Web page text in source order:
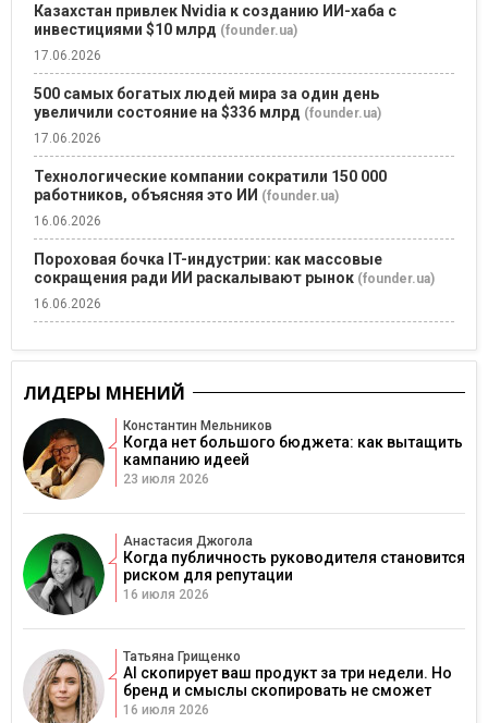
Казахстан привлек Nvidia к созданию ИИ-хаба с
инвестициями $10 млрд (founder.ua)
17.06.2026
500 самых богатых людей мира за один день
увеличили состояние на $336 млрд (founder.ua)
17.06.2026
Технологические компании сократили 150 000
работников, объясняя это ИИ (founder.ua)
16.06.2026
Пороховая бочка IT-индустрии: как массовые
сокращения ради ИИ раскалывают рынок (founder.ua)
16.06.2026
ЛИДЕРЫ МНЕНИЙ
Константин Мельников
Когда нет большого бюджета: как вытащить
кампанию идеей
23 июля 2026
Анастасия Джогола
Когда публичность руководителя становится
риском для репутации
16 июля 2026
Татьяна Грищенко
AI скопирует ваш продукт за три недели. Но
бренд и смыслы скопировать не сможет
16 июля 2026